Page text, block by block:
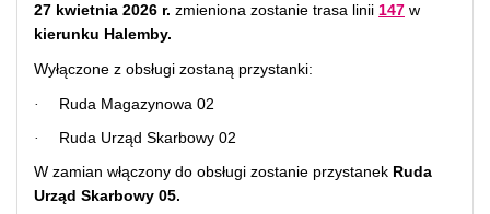
27 kwietnia 2026 r. zmieniona zostanie trasa linii 147 w
kierunku Halemby.
Wyłączone z obsługi zostaną przystanki:
· Ruda Magazynowa 02
·
Ruda Urząd Skarbowy 02
W zamian włączony do obsługi zostanie przystanek Ruda
Urząd Skarbowy 05.